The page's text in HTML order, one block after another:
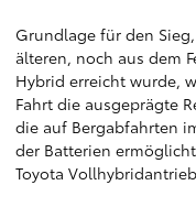
Grundlage für den
älteren, noch aus dem
Hybrid erreicht wurde,
Fahrt die ausgeprägte
die auf Bergabfahrten
der Batterien
Toyota